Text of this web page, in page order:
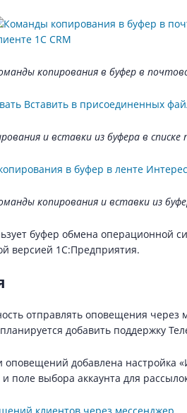
копирования в буфер в
и вставки из буфера в списке
копирования и вставки из
буфер обмена операционной
версией 1С:Предприятия.
отправлять оповещения через
добавить поддержку
оповещений добавлена настройка
поле выбора аккаунта для